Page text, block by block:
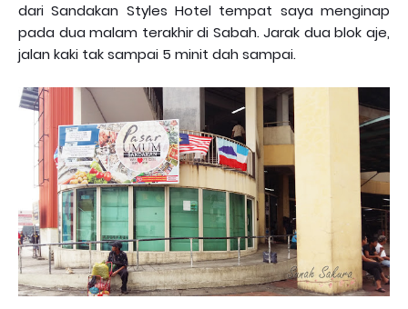
dari Sandakan Styles Hotel tempat saya menginap
pada dua malam terakhir di Sabah. Jarak dua blok aje,
jalan kaki tak sampai 5 minit dah sampai.